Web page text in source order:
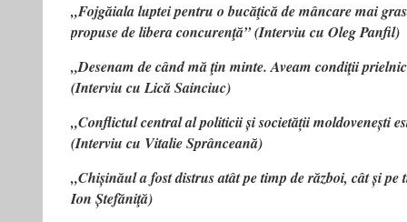
„Fojgăiala luptei pentru o bucăţică de mâncare mai
propuse de libera concurenţă” (Interviu cu Oleg Panfil)
„Desenam de când mă ţin minte. Aveam condiţii
(Interviu cu Lică Sainciuc)
„Conflictul central al politicii și societății moldovenești
(Interviu cu Vitalie Sprânceană)
„Chișinăul a fost distrus atât pe timp de război, cât și
Ion Ștefăniţă)